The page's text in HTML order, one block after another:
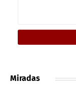
Miradas